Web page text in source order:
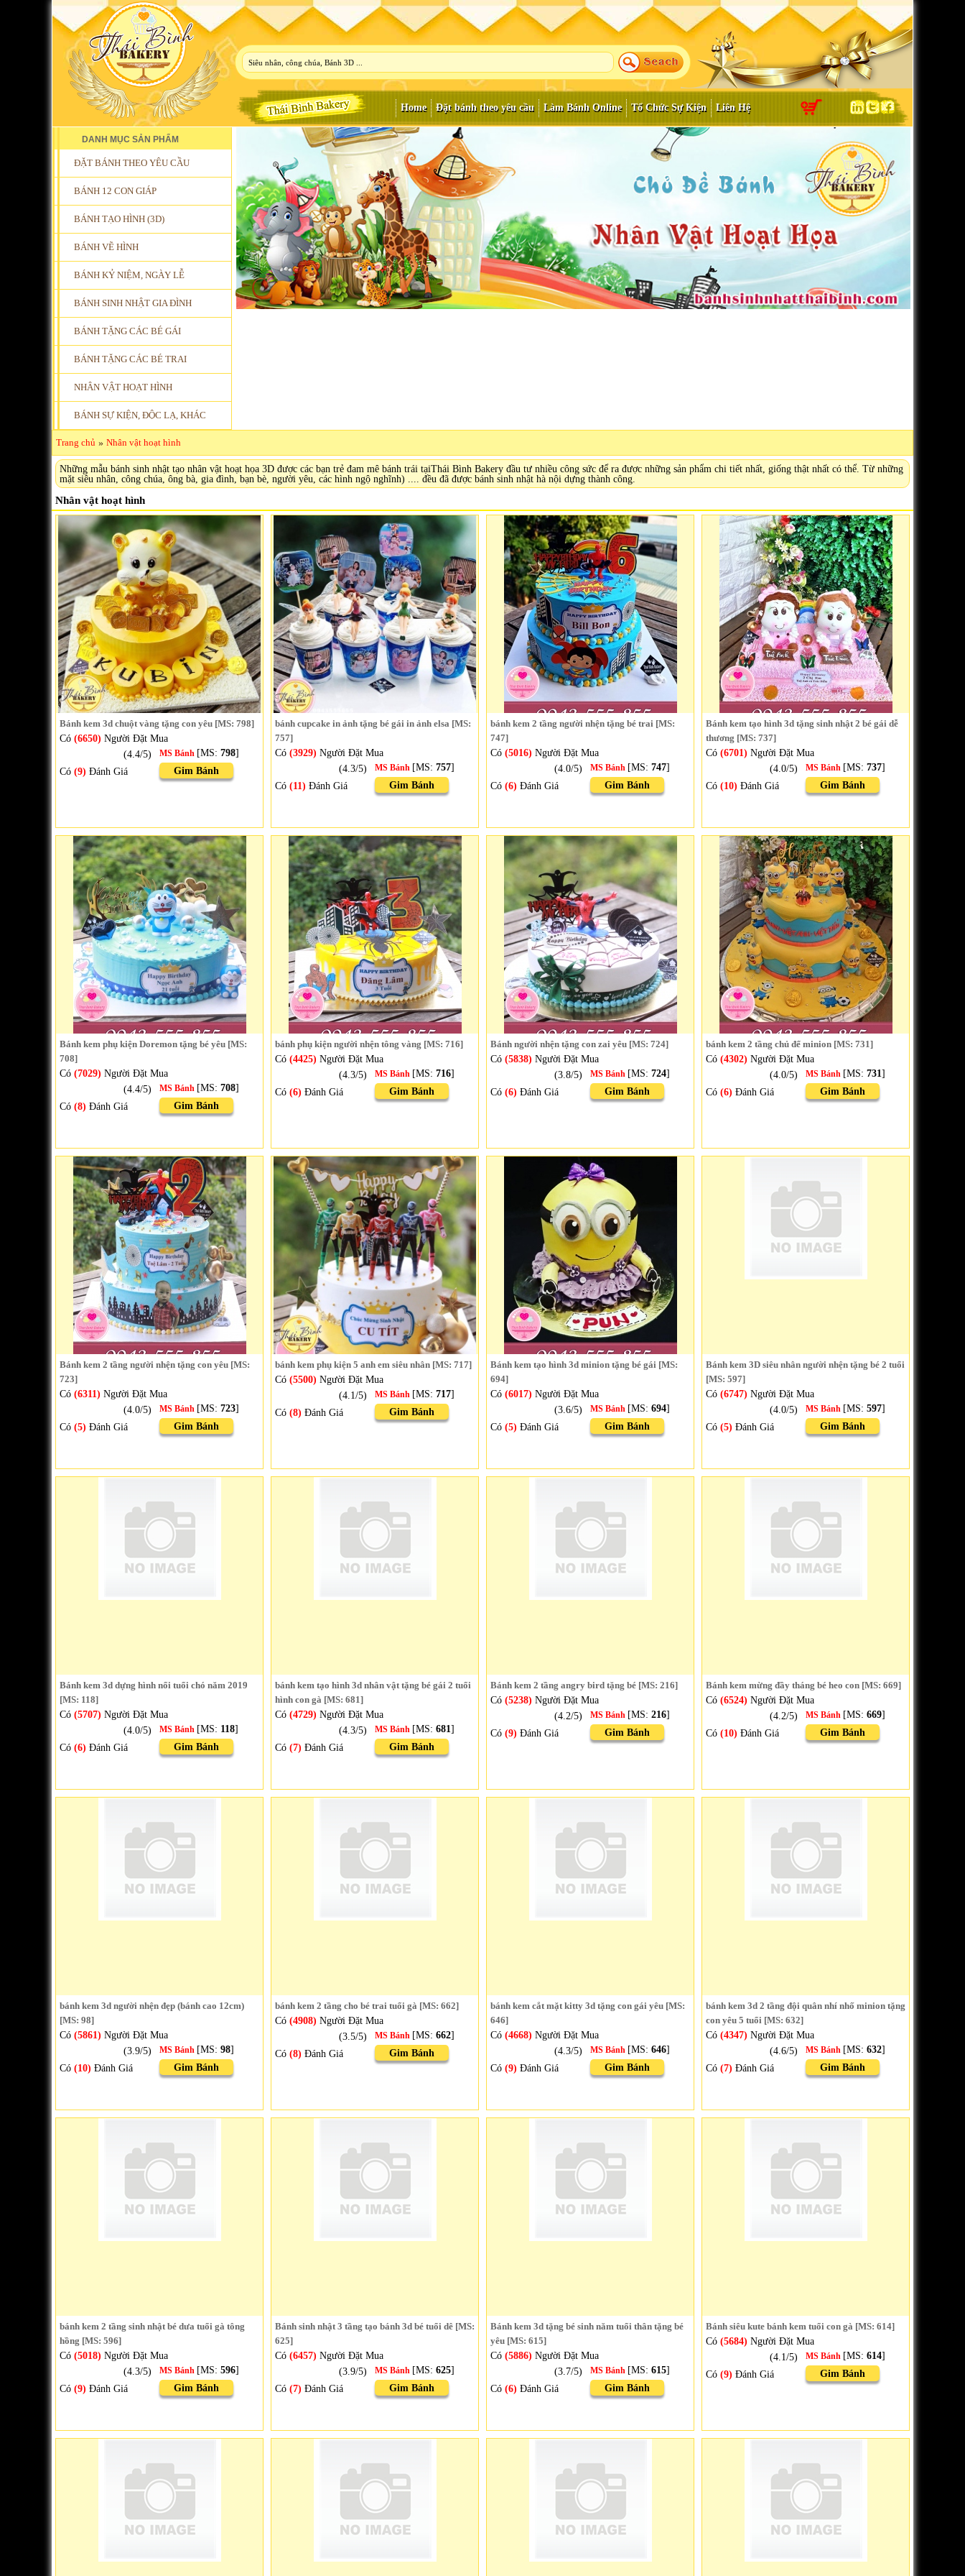
Home Đặt bánh theo yêu cầu Làm Bánh Online Tổ Chức Sự Kiện Liên Hệ
DANH MỤC SẢN PHẨM
ĐẶT BÁNH THEO YÊU CẦU
BÁNH 12 CON GIÁP
BÁNH TẠO HÌNH (3D)
BÁNH VẼ HÌNH
BÁNH KỶ NIỆM, NGÀY LỄ
BÁNH SINH NHẬT GIA ĐÌNH
BÁNH TẶNG CÁC BÉ GÁI
BÁNH TẶNG CÁC BÉ TRAI
NHÂN VẬT HOẠT HÌNH
BÁNH SỰ KIỆN, ĐỘC LẠ, KHÁC
Trang chủ » Nhân vật hoạt hình
Những mẫu bánh sinh nhật tạo nhân vật hoạt họa 3D được các bạn trẻ đam mê bánh trái tạiThái Bình Bakery đầu tư nhiều công sức để ra được những sản phẩm chi tiết nhất, giống thật nhất có thể. Từ những
mặt siêu nhân, công chúa, ông bà, gia đình, bạn bè, người yêu, các hình ngộ nghĩnh) .... đều đã được bánh sinh nhật hà nội dựng thành công.
Nhân vật hoạt hình
Bánh kem 3d chuột vàng tặng con yêu [MS: 798]
Có (6650) Người Đặt Mua
(4.4/5)
Có (9) Đánh Giá
MS Bánh [MS: 798]
Gim Bánh
bánh cupcake in ảnh tặng bé gái in ảnh elsa [MS:
757]
Có (3929) Người Đặt Mua
(4.3/5)
Có (11) Đánh Giá
MS Bánh [MS: 757]
Gim Bánh
bánh kem 2 tầng người nhện tặng bé trai [MS:
747]
Có (5016) Người Đặt Mua
(4.0/5)
Có (6) Đánh Giá
MS Bánh [MS: 747]
Gim Bánh
Bánh kem tạo hình 3d tặng sinh nhật 2 bé gái dễ
thương [MS: 737]
Có (6701) Người Đặt Mua
(4.0/5)
Có (10) Đánh Giá
MS Bánh [MS: 737]
Gim Bánh
Bánh kem phụ kiện Doremon tặng bé yêu [MS:
708]
Có (7029) Người Đặt Mua
(4.4/5)
Có (8) Đánh Giá
MS Bánh [MS: 708]
Gim Bánh
bánh phụ kiện người nhện tông vàng [MS: 716]
Có (4425) Người Đặt Mua
(4.3/5)
Có (6) Đánh Giá
MS Bánh [MS: 716]
Gim Bánh
Bánh người nhện tặng con zai yêu [MS: 724]
Có (5838) Người Đặt Mua
(3.8/5)
Có (6) Đánh Giá
MS Bánh [MS: 724]
Gim Bánh
bánh kem 2 tầng chủ để minion [MS: 731]
Có (4302) Người Đặt Mua
(4.0/5)
Có (6) Đánh Giá
MS Bánh [MS: 731]
Gim Bánh
Bánh kem 2 tầng người nhện tặng con yêu [MS:
723]
Có (6311) Người Đặt Mua
(4.0/5)
Có (5) Đánh Giá
MS Bánh [MS: 723]
Gim Bánh
bánh kem phụ kiện 5 anh em siêu nhân [MS: 717]
Có (5500) Người Đặt Mua
(4.1/5)
Có (8) Đánh Giá
MS Bánh [MS: 717]
Gim Bánh
Bánh kem tạo hình 3d minion tặng bé gái [MS:
694]
Có (6017) Người Đặt Mua
(3.6/5)
Có (5) Đánh Giá
MS Bánh [MS: 694]
Gim Bánh
Bánh kem 3D siêu nhân người nhện tặng bé 2 tuổi
[MS: 597]
Có (6747) Người Đặt Mua
(4.0/5)
Có (5) Đánh Giá
MS Bánh [MS: 597]
Gim Bánh
Bánh kem 3d dựng hình nổi tuổi chó năm 2019
[MS: 118]
Có (5707) Người Đặt Mua
(4.0/5)
Có (6) Đánh Giá
MS Bánh [MS: 118]
Gim Bánh
bánh kem tạo hình 3d nhân vật tặng bé gái 2 tuổi
hình con gà [MS: 681]
Có (4729) Người Đặt Mua
(4.3/5)
Có (7) Đánh Giá
MS Bánh [MS: 681]
Gim Bánh
Bánh kem 2 tầng angry bird tặng bé [MS: 216]
Có (5238) Người Đặt Mua
(4.2/5)
Có (9) Đánh Giá
MS Bánh [MS: 216]
Gim Bánh
Bánh kem mừng đầy tháng bé heo con [MS: 669]
Có (6524) Người Đặt Mua
(4.2/5)
Có (10) Đánh Giá
MS Bánh [MS: 669]
Gim Bánh
bánh kem 3d người nhện đẹp (bánh cao 12cm)
[MS: 98]
Có (5861) Người Đặt Mua
(3.9/5)
Có (10) Đánh Giá
MS Bánh [MS: 98]
Gim Bánh
bánh kem 2 tầng cho bé trai tuổi gà [MS: 662]
Có (4908) Người Đặt Mua
(3.5/5)
Có (8) Đánh Giá
MS Bánh [MS: 662]
Gim Bánh
bánh kem cắt mặt kitty 3d tặng con gái yêu [MS:
646]
Có (4668) Người Đặt Mua
(4.3/5)
Có (9) Đánh Giá
MS Bánh [MS: 646]
Gim Bánh
bánh kem 3d 2 tầng đội quân nhí nhố minion tặng
con yêu 5 tuổi [MS: 632]
Có (4347) Người Đặt Mua
(4.6/5)
Có (7) Đánh Giá
MS Bánh [MS: 632]
Gim Bánh
bánh kem 2 tầng sinh nhật bé dưa tuổi gà tông
hồng [MS: 596]
Có (5018) Người Đặt Mua
(4.3/5)
Có (9) Đánh Giá
MS Bánh [MS: 596]
Gim Bánh
Bánh sinh nhật 3 tầng tạo bánh 3d bé tuổi dê [MS:
625]
Có (6457) Người Đặt Mua
(3.9/5)
Có (7) Đánh Giá
MS Bánh [MS: 625]
Gim Bánh
Bánh kem 3d tặng bé sinh năm tuổi thân tặng bé
yêu [MS: 615]
Có (5886) Người Đặt Mua
(3.7/5)
Có (6) Đánh Giá
MS Bánh [MS: 615]
Gim Bánh
Bánh siêu kute bánh kem tuổi con gà [MS: 614]
Có (5684) Người Đặt Mua
(4.1/5)
Có (9) Đánh Giá
MS Bánh [MS: 614]
Gim Bánh